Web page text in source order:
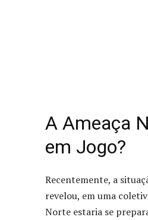
A Ameaça
em Jogo?
Recentemente, a
revelou, em uma
Norte estaria se